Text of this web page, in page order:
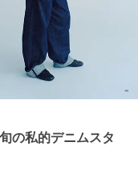
の私的デニムスタ